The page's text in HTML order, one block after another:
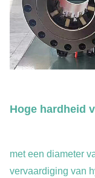
Hoge hardheid
met een diameter
vervaardiging van